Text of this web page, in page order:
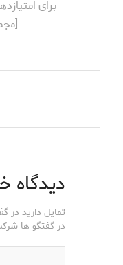
برای
دیدگاه
تمایل دارید در
در گفتگو ها